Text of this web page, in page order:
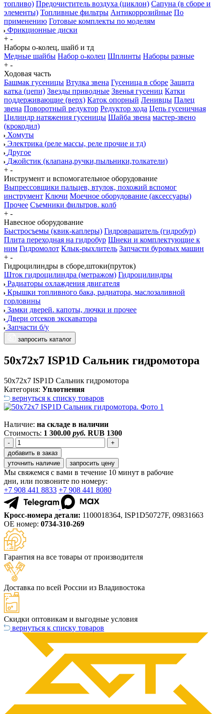
топливо) Предочиститель воздуха (циклон) Сапуна (в сборе и
элементы) Топливные фильтры Антикоррозийные По
применению Готовые комплекты по моделям
Фрикционные диски
+ -
Наборы о-колец, шайб и тд
Медные шайбы Набор о-колец Шплинты Наборы разные
+ -
Ходовая часть
Башмак гусеницы Втулка звена Гусеница в сборе Защита
катка (цепи) Звезды приводные Звенья гусениц Катки
поддерживающие (верх) Каток опорный Ленивцы Палец
звена Поворотный редуктор Редуктор хода Цепь гусеничная
Цилиндр натяжения гусеницы Шайба звена мастер-звено
(крокодил)
Хомуты
Электрика (реле массы, реле прочие и тд)
Другое
Джойстик (клапана,ручки,пыльники,толкатели)
+ -
Инструмент и вспомогательное оборудование
Выпрессовщики пальцев, втулок, похожий вспомог
инструмент Ключи Моечное оборудование (аксессуары)
Прочее Съемники фильтров. колб
+ -
Навесное оборудование
Быстросъемы (квик-каплеры) Гидровращатель (гидробур)
Плита переходная на гидробур Шнеки и комплектующие к
ним Гидромолот Клык-рыхлитель Запчасти буровых машин
+ -
Гидроцилиндры в сборе,штоки(пруток)
Шток гидроцилиндра (метражом) Гидроцилиндры
Радиаторы охлаждения двигателя
Крышки топливного бака, радиатора, маслозаливной
горловины
Замки дверей. капоты, лючки и прочее
Двери отсеков экскаватора
Запчасти б/у
запросить каталог
50x72x7 ISP1D Сальник гидромотора
50x72x7 ISP1D Сальник гидромотора
Категория: Уплотнения
вернуться к списку товаров
Наличие: на складе в наличии
Стоимость: 1 300.00 руб. RUB 1300
-
+
добавить в заказ
уточнить наличие
запросить цену
Мы свяжемся с вами в течение 10 минут в рабочие
дни, или позвоните по номеру:
+7 908 441 8833 +7 908 441 8080
Кросс-номера детали: 1100018364, ISP1D50727F, 09831663
ОЕ номер: 0734-310-269
Гарантия на все товары от производителя
Доставка по всей России из Владивостока
Скидки оптовикам и выгодные условия
вернуться к списку товаров